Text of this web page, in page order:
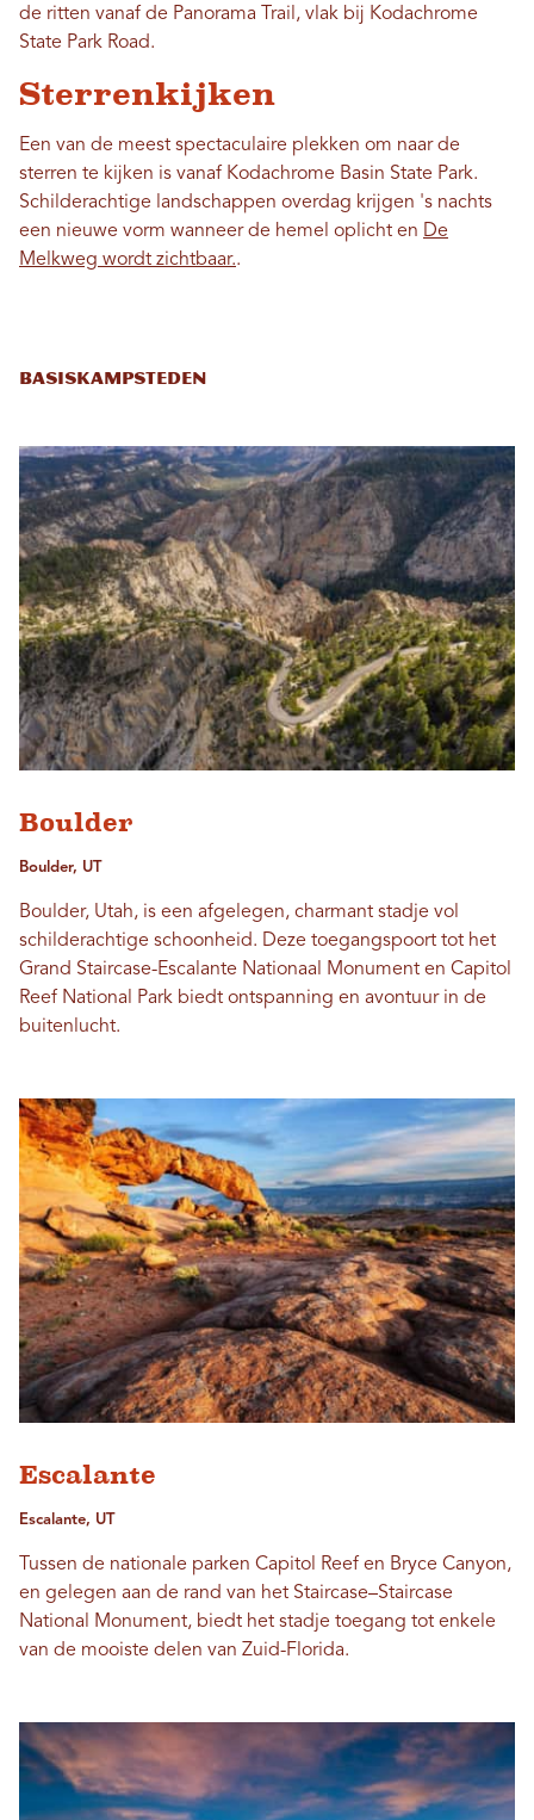
de ritten vanaf de Panorama Trail, vlak bij Kodachrome
State Park Road.
Sterrenkijken
Een van de meest spectaculaire plekken om naar de
sterren te kijken is vanaf Kodachrome Basin State Park.
Schilderachtige landschappen overdag krijgen 's nachts
een nieuwe vorm wanneer de hemel oplicht en De
Melkweg wordt zichtbaar..
Basiskampsteden
Boulder
Boulder, UT
Boulder, Utah, is een afgelegen, charmant stadje vol
schilderachtige schoonheid. Deze toegangspoort tot het
Grand Staircase-Escalante Nationaal Monument en Capitol
Reef National Park biedt ontspanning en avontuur in de
buitenlucht.
Escalante
Escalante, UT
Tussen de nationale parken Capitol Reef en Bryce Canyon,
en gelegen aan de rand van het Staircase–Staircase
National Monument, biedt het stadje toegang tot enkele
van de mooiste delen van Zuid-Florida.